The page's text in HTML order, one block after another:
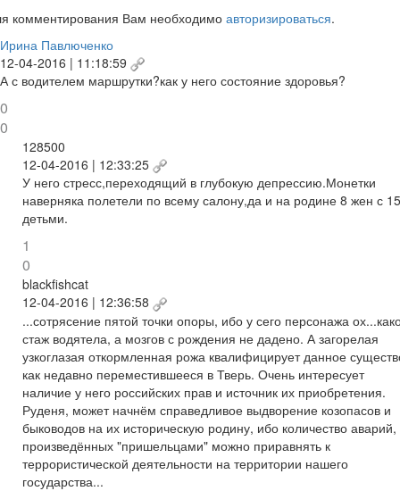
комментирования Вам необходимо авторизироваться.
Ирина Павлюченко
12-04-2016 | 11:18:59
А с водителем маршрутки?как у него состояние здоровья?
0
0
128500
12-04-2016 | 12:33:25
У него стресс,переходящий в глубокую депрессию.Монетки
наверняка полетели по всему салону,да и на родине 8 жен с 15
детьми.
1
0
blackfishcat
12-04-2016 | 12:36:58
...сотрясение пятой точки опоры, ибо у сего персонажа
стаж водятела, а мозгов с рождения не дадено. А загорелая
узкоглазая откормленная рожа квалифицирует данное
как недавно переместившееся в Тверь. Очень интересует
наличие у него российских прав и источник их приобретения.
Руденя, может начнём справедливое выдворение козопасов и
быководов на их историческую родину, ибо количество аварий,
произведённых "пришельцами" можно приравнять к
террористической деятельности на территории нашего
государства...